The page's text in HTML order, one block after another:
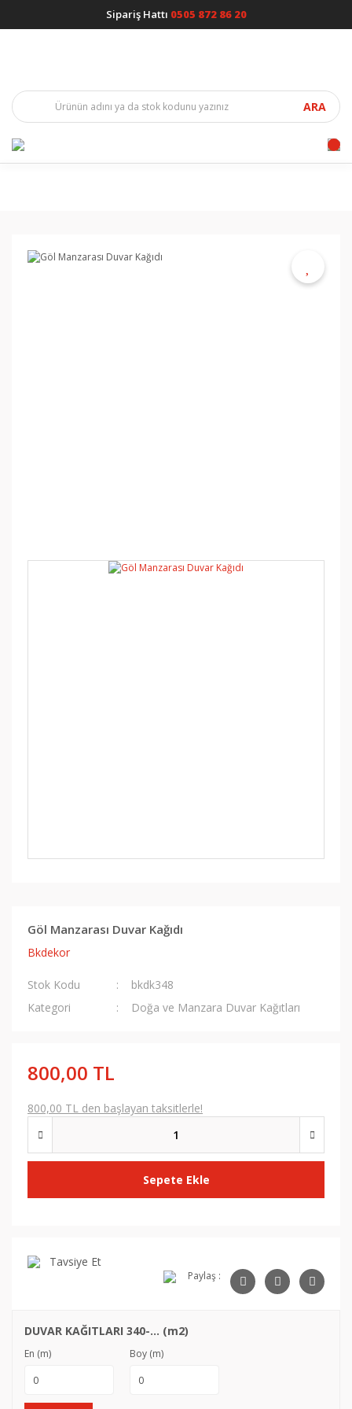
Sipariş Hattı 0505 872 86 20
ARA
Göl Manzarası Duvar Kağıdı
Bkdekor
Stok Kodu
bkdk348
Kategori
Doğa ve Manzara Duvar Kağıtları
800,00 TL
800,00 TL den başlayan taksitlerle!
Sepete Ekle
Tavsiye Et
Paylaş :
DUVAR KAĞITLARI 340-... (m2)
En (m) Boy (m)